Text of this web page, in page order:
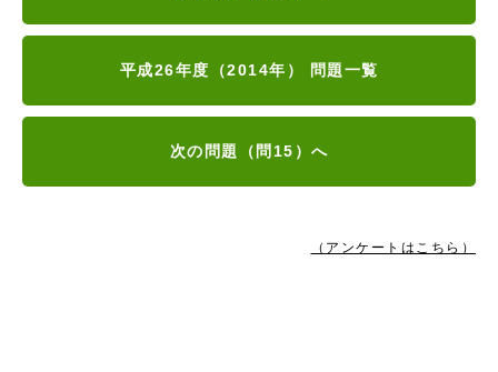
平成26年度（2014年） 問題一覧
次の問題（問15）へ
（アンケートはこちら）